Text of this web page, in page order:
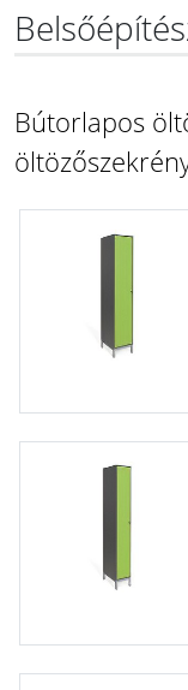
Bútorlapos